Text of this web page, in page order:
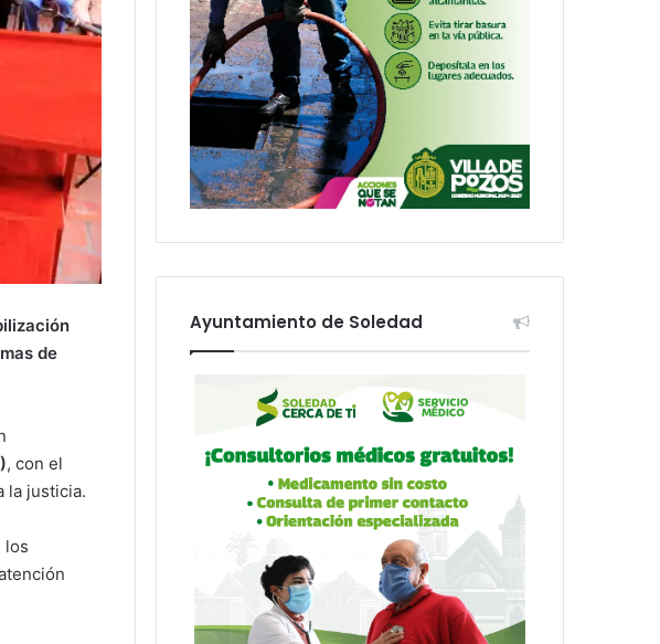
de
, con el
la justicia.
los
Ayuntamiento de Soledad